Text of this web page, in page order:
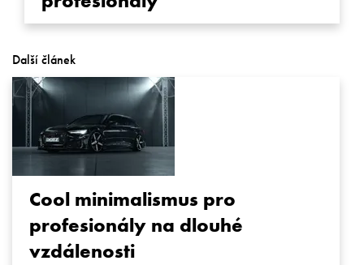
Další článek
Cool minimalismus pro
profesionály na dlouhé
vzdálenosti